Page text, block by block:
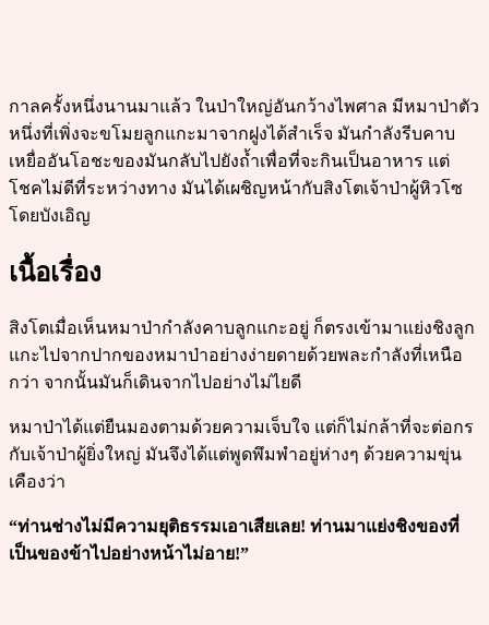
กาลครั้งหนึ่งนานมาแล้ว ในป่าใหญ่อันกว้างไพศาล มีหมาป่าตัว
หนึ่งที่เพิ่งจะขโมยลูกแกะมาจากฝูงได้สำเร็จ มันกำลังรีบคาบ
เหยื่ออันโอชะของมันกลับไปยังถ้ำเพื่อที่จะกินเป็นอาหาร แต่
โชคไม่ดีที่ระหว่างทาง มันได้เผชิญหน้ากับสิงโตเจ้าป่าผู้หิวโซ
โดยบังเอิญ
เนื้อเรื่อง
สิงโตเมื่อเห็นหมาป่ากำลังคาบลูกแกะอยู่ ก็ตรงเข้ามาแย่งชิงลูก
แกะไปจากปากของหมาป่าอย่างง่ายดายด้วยพละกำลังที่เหนือ
กว่า จากนั้นมันก็เดินจากไปอย่างไม่ไยดี
หมาป่าได้แต่ยืนมองตามด้วยความเจ็บใจ แต่ก็ไม่กล้าที่จะต่อกร
กับเจ้าป่าผู้ยิ่งใหญ่ มันจึงได้แต่พูดพึมพำอยู่ห่างๆ ด้วยความขุ่น
เคืองว่า
“ท่านช่างไม่มีความยุติธรรมเอาเสียเลย! ท่านมาแย่งชิงของที่
เป็นของข้าไปอย่างหน้าไม่อาย!”